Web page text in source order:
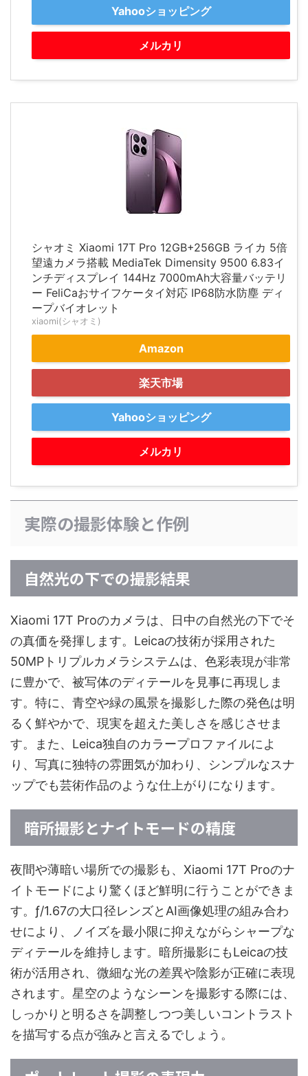
Yahooショッピング
メルカリ
シャオミ Xiaomi 17T Pro 12GB+256GB ライカ 5倍
望遠カメラ搭載 MediaTek Dimensity 9500 6.83イ
ンチディスプレイ 144Hz 7000mAh大容量バッテリ
ー FeliCaおサイフケータイ対応 IP68防水防塵 ディ
ープバイオレット
xiaomi(シャオミ)
Amazon
楽天市場
Yahooショッピング
メルカリ
実際の撮影体験と作例
自然光の下での撮影結果
Xiaomi 17T Proのカメラは、日中の自然光の下でそ
の真価を発揮します。Leicaの技術が採用された
50MPトリプルカメラシステムは、色彩表現が非常
に豊かで、被写体のディテールを見事に再現しま
す。特に、青空や緑の風景を撮影した際の発色は明
るく鮮やかで、現実を超えた美しさを感じさせま
す。また、Leica独自のカラープロファイルによ
り、写真に独特の雰囲気が加わり、シンプルなスナ
ップでも芸術作品のような仕上がりになります。
暗所撮影とナイトモードの精度
夜間や薄暗い場所での撮影も、Xiaomi 17T Proのナ
イトモードにより驚くほど鮮明に行うことができま
す。ƒ/1.67の大口径レンズとAI画像処理の組み合わ
せにより、ノイズを最小限に抑えながらシャープな
ディテールを維持します。暗所撮影にもLeicaの技
術が活用され、微細な光の差異や陰影が正確に表現
されます。星空のようなシーンを撮影する際には、
しっかりと明るさを調整しつつ美しいコントラスト
を描写する点が強みと言えるでしょう。